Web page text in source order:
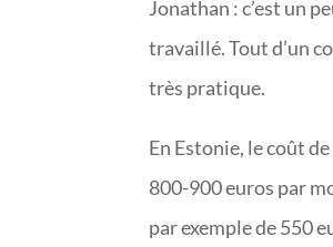
Jonathan : c’est un
travaillé. Tout d’un
très pratique.
En Estonie, le coût
800-900 euros par
par exemple de 550